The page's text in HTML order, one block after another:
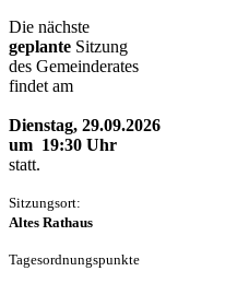
Die nächste
geplante Sitzung
des Gemeinderates
findet am
Dienstag, 29.09.2026
um 19:30 Uhr
statt.
Sitzungsort:
Altes Rathaus
Tagesordnungspunkte